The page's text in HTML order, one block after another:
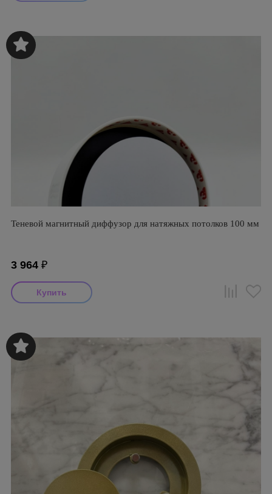
Теневой магнитный диффузор для натяжных потолков 100 мм
3 964 ₽